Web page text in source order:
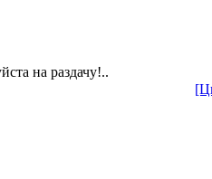
на раздачу!..